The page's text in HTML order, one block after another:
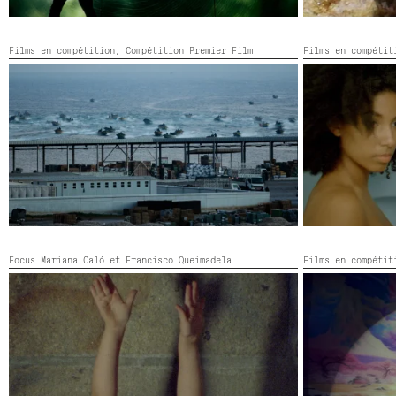
Films en compétition, Compétition Premier Film
Canada, Portugal, Iran, Oman,
Couleur, 67’
Films en
DENTRO DE LO
Mexique,
Focus Mariana Caló et Francisco Queimadela
DOMESTICAR HÁ MILÉNIOS
Portugal,
2019,Couleur, 6’
Films en